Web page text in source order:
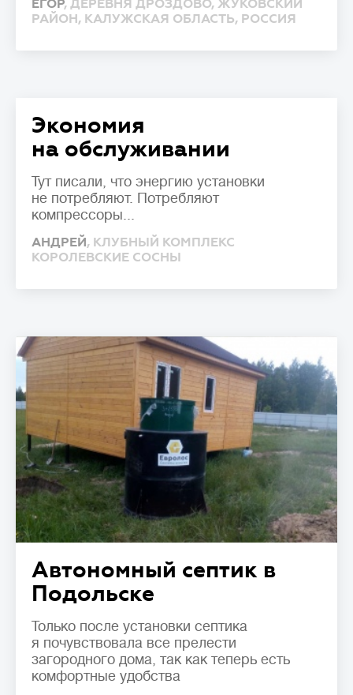
ЕГОР, ДЕРЕВНЯ ДРОЗДОВО, ЖУКОВСКИЙ
РАЙОН, КАЛУЖСКАЯ ОБЛАСТЬ, РОССИЯ
Экономия
на обслуживании
Тут писали, что энергию установки
не потребляют. Потребляют
компрессоры...
АНДРЕЙ, КЛУБНЫЙ КОМПЛЕКС
КОРОЛЕВСКИЕ СОСНЫ
Автономный септик в
Подольске
Только после установки септика
я почувствовала все прелести
загородного дома, так как теперь есть
комфортные удобства